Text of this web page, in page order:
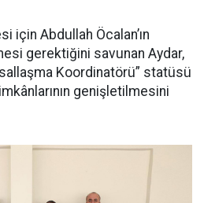
için Abdullah Öcalan’ın
gerektiğini savunan Aydar,
Koordinatörü” statüsü
genişletilmesini